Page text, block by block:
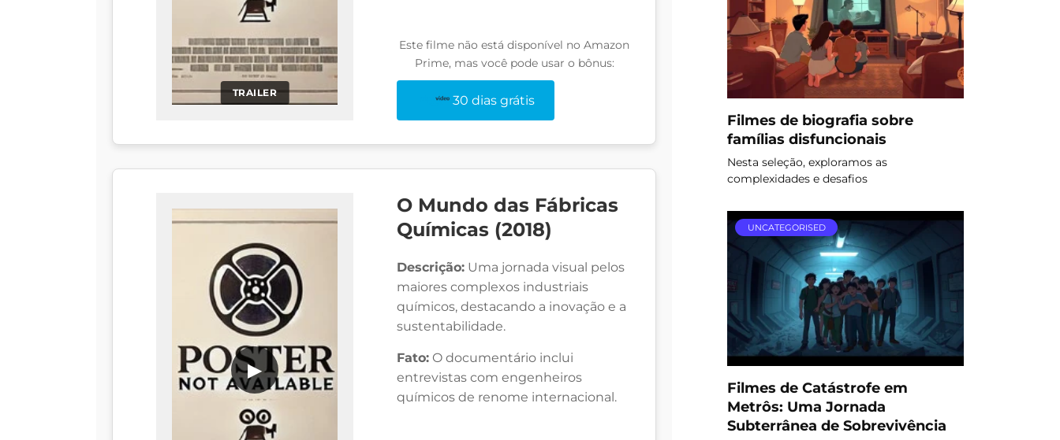
TRAILER
Este filme não está disponível no Amazon
Prime, mas você pode usar o bônus:
30 dias grátis
▶
O Mundo das Fábricas
Químicas (2018)
Descrição: Uma jornada visual pelos
maiores complexos industriais
químicos, destacando a inovação e a
sustentabilidade.
Fato: O documentário inclui
entrevistas com engenheiros
químicos de renome internacional.
Filmes de biografia sobre
famílias disfuncionais
Nesta seleção, exploramos as
complexidades e desafios
UNCATEGORISED
Filmes de Catástrofe em
Metrôs: Uma Jornada
Subterrânea de Sobrevivência